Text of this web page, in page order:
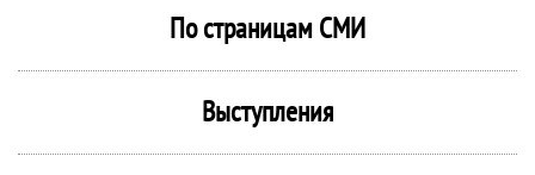
По страницам СМИ
Выступления